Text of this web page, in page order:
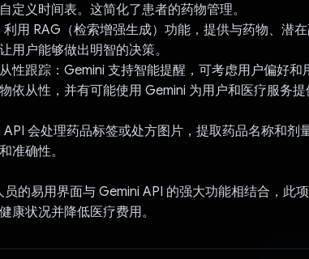
定义时间表。这简化了患者的药物管理。
用 RAG（检索增强生成）功能，提供与药物、潜
用户能够做出明智的决策。
性跟踪：Gemini 支持智能提醒，可考虑用户偏好和
依从性，并有可能使用 Gemini 为用户和医疗服务
会处理药品标签或处方图片，提取药品名称和剂
准确性。
员的易用界面与 Gemini API 的强大功能相结合，此
康状况并降低医疗费用。